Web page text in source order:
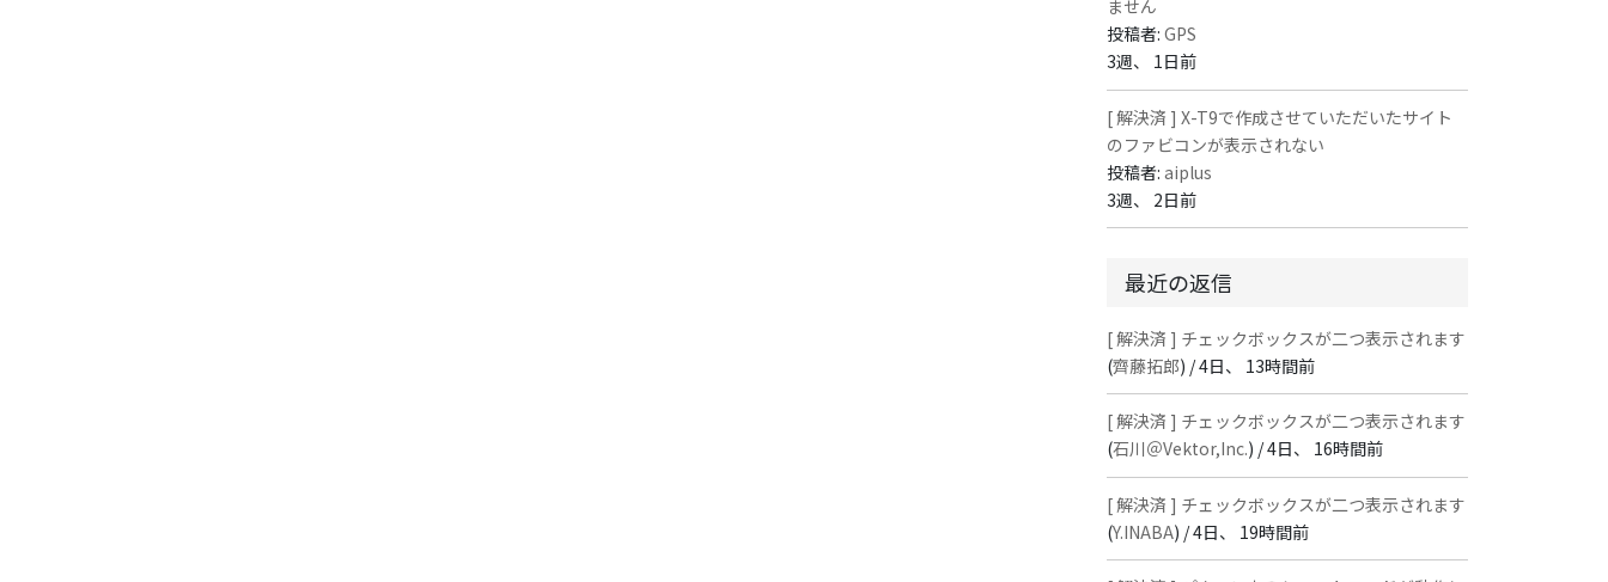
ません
投稿者:GPS
3週、 1日前
[ 解決済 ] X-T9で作成させていただいたサイト
のファビコンが表示されない
投稿者:aiplus
3週、 2日前
最近の返信
[ 解決済 ] チェックボックスが二つ表示されます
(齊藤拓郎) /4日、 13時間前
[ 解決済 ] チェックボックスが二つ表示されます
(石川＠Vektor,Inc.) /4日、 16時間前
[ 解決済 ] チェックボックスが二つ表示されます
(Y.INABA) /4日、 19時間前